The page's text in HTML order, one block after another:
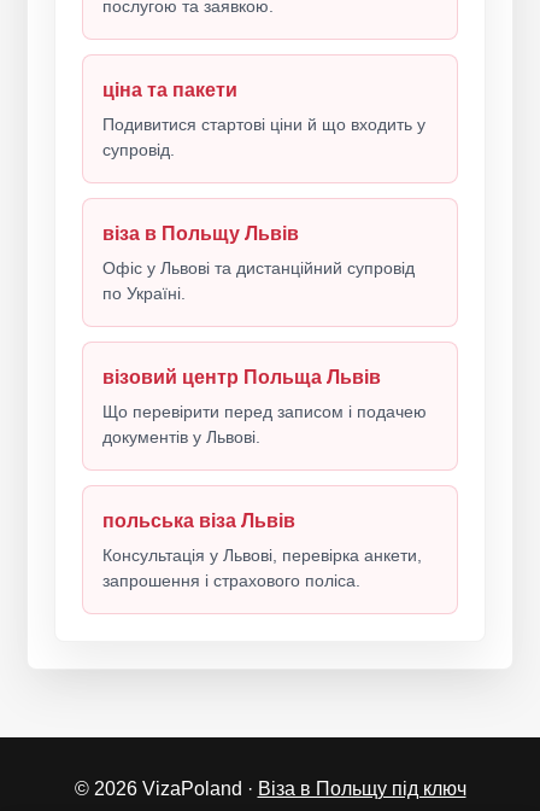
послугою та заявкою.
ціна та пакети
Подивитися стартові ціни й що входить у
супровід.
віза в Польщу Львів
Офіс у Львові та дистанційний супровід
по Україні.
візовий центр Польща Львів
Що перевірити перед записом і подачею
документів у Львові.
польська віза Львів
Консультація у Львові, перевірка анкети,
запрошення і страхового поліса.
© 2026 VizaPoland · Віза в Польщу під ключ